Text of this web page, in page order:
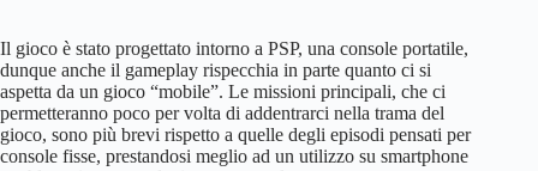
Il gioco è stato progettato intorno a PSP, una console portatile,
dunque anche il gameplay rispecchia in parte quanto ci si
aspetta da un gioco “mobile”. Le missioni principali, che ci
permetteranno poco per volta di addentrarci nella trama del
gioco, sono più brevi rispetto a quelle degli episodi pensati per
console fisse, prestandosi meglio ad un utilizzo su smartphone